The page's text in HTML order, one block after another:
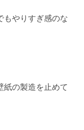
もやりすぎ感のな
紙の製造を止めて